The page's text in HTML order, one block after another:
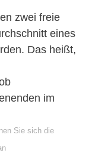
zwei freie
eines
Das heißt,
im
Sie sich die